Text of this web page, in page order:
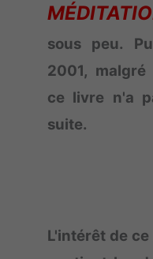
sous peu.
2001,
ce livre n'a
suite.
L'intérêt de